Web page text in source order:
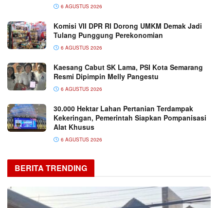
6 AGUSTUS 2026
Komisi VII DPR RI Dorong UMKM Demak Jadi
Tulang Punggung Perekonomian
6 AGUSTUS 2026
Kaesang Cabut SK Lama, PSI Kota Semarang
Resmi Dipimpin Melly Pangestu
6 AGUSTUS 2026
30.000 Hektar Lahan Pertanian Terdampak
Kekeringan, Pemerintah Siapkan Pompanisasi
Alat Khusus
6 AGUSTUS 2026
BERITA TRENDING